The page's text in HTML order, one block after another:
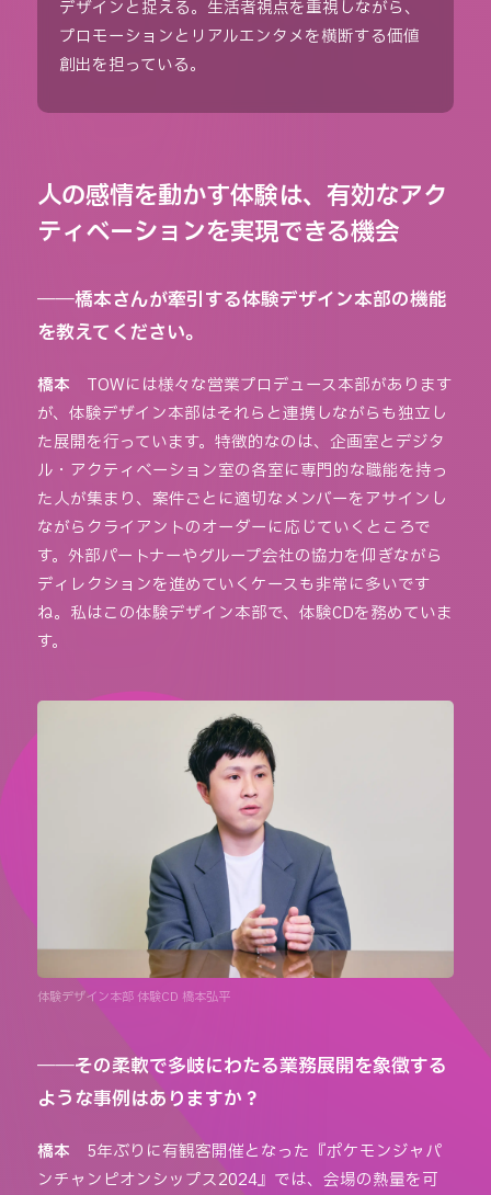
デザインと捉える。生活者視点を重視しながら、
プロモーションとリアルエンタメを横断する価値
創出を担っている。
人の感情を動かす体験は、有効なアク
ティベーションを実現できる機会
――橋本さんが牽引する体験デザイン本部の機能
を教えてください。
橋本
TOWには様々な営業プロデュース本部があります
が、体験デザイン本部はそれらと連携しながらも独立し
た展開を行っています。特徴的なのは、企画室とデジタ
ル・アクティベーション室の各室に専門的な職能を持っ
た人が集まり、案件ごとに適切なメンバーをアサインし
ながらクライアントのオーダーに応じていくところで
す。外部パートナーやグループ会社の協力を仰ぎながら
ディレクションを進めていくケースも非常に多いです
ね。私はこの体験デザイン本部で、体験CDを務めていま
す。
体験デザイン本部 体験CD 橋本弘平
――その柔軟で多岐にわたる業務展開を象徴する
ような事例はありますか？
橋本
5年ぶりに有観客開催となった『ポケモンジャパ
ンチャンピオンシップス2024』では、会場の熱量を可